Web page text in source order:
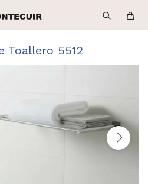
Toallero 5512